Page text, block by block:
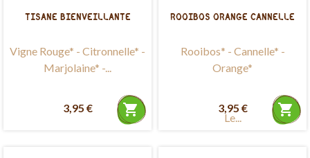
TISANE BIENVEILLANTE
Vigne Rouge* - Citronnelle* -
Marjolaine* -...
3,95 € shopping_cart
ROOIBOS ORANGE CANNELLE
Rooibos* - Cannelle* -
Orange*
Le...
3,95 € shopping_cart